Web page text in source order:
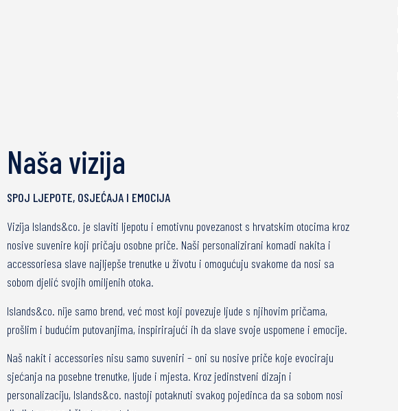
Naša vizija
SPOJ LJEPOTE, OSJEĆAJA I EMOCIJA
Vizija Islands&co. je slaviti ljepotu i emotivnu povezanost s hrvatskim otocima kroz
nosive suvenire koji pričaju osobne priče. Naši personalizirani komadi nakita i
accessoriesa slave najljepše trenutke u životu i omogućuju svakome da nosi sa
sobom djelić svojih omiljenih otoka.
Islands&co. nije samo brend, već most koji povezuje ljude s njihovim pričama,
prošlim i budućim putovanjima, inspirirajući ih da slave svoje uspomene i emocije.
Naš nakit i accessories nisu samo suveniri – oni su nosive priče koje evociraju
sjećanja na posebne trenutke, ljude i mjesta. Kroz jedinstveni dizajn i
personalizaciju, Islands&co. nastoji potaknuti svakog pojedinca da sa sobom nosi